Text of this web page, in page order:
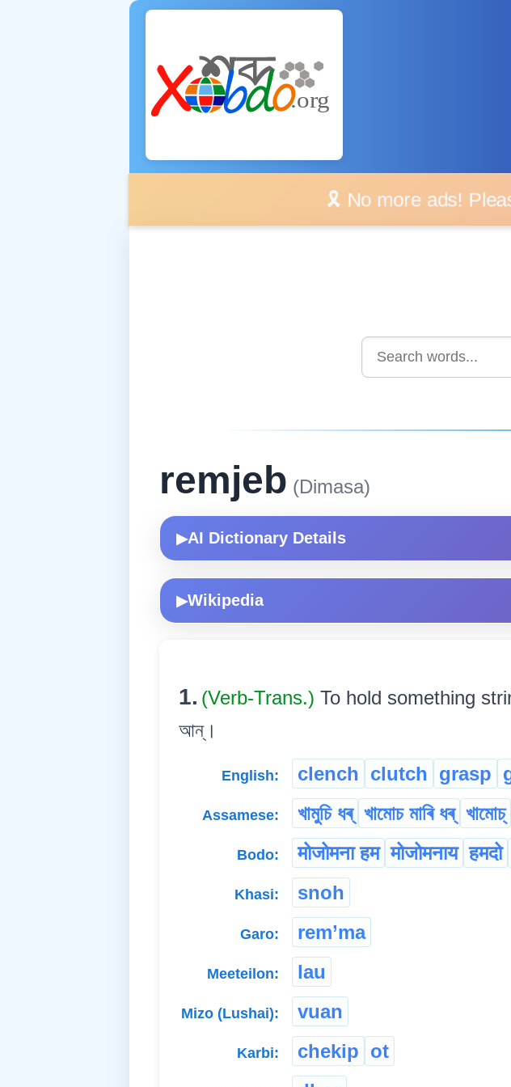
🎗️ No more ads!
remjeb (Dimasa)
▶AI Dictionary Details
▶Wikipedia
1. (Verb-Trans.) To hold something
আন্।
English: clench clutch grasp
Assamese: খামুচি ধৰ্ খামোচ মাৰি ধৰ্ খামোচ্
Bodo: मोजोमना हम मोजोमनाय हमदो
Khasi: snoh
Garo: rem’ma
Meeteilon: lau
Mizo (Lushai): vuan
Karbi: chekip ot